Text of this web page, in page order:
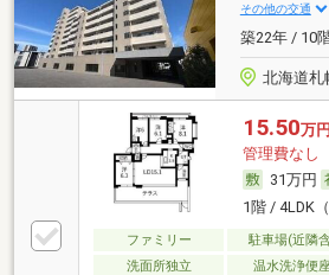
その他の交通
築22年 / 10
北海道札
15.50万円
管理費なし
31万円
1階 / 4LDK
ファミリー 駐車場(近隣
洗面所独立
温水洗浄便